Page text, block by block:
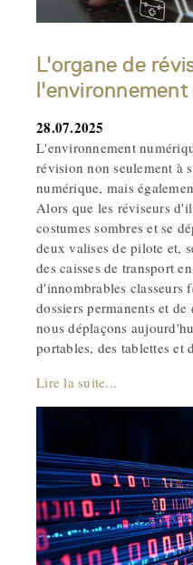
L'organe de
28.07.2025
L'environnement
révision non seulement à
numérique, mais
Alors que les réviseurs
costumes sombres et se
deux valises de pilote et,
des caisses de transport
d'innombrables classeurs
dossiers permanents et
nous déplaçons
portables, des tablettes et
Lire la suite...